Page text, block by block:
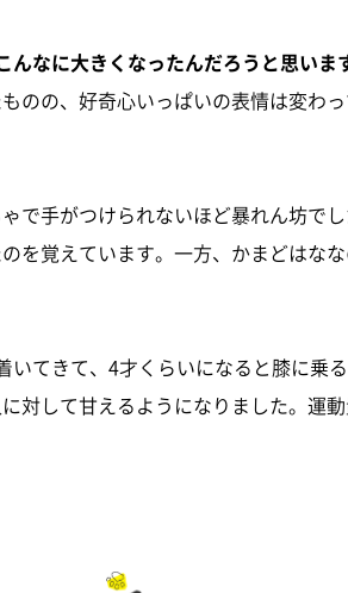
んなに大きくなったんだろうと思いま
のの、好奇心いっぱいの表情は変わっ
で手がつけられないほど暴れん坊で
を覚えています。一方、かまどはな
いてきて、4才くらいになると膝に乗
対して甘えるようになりました。運